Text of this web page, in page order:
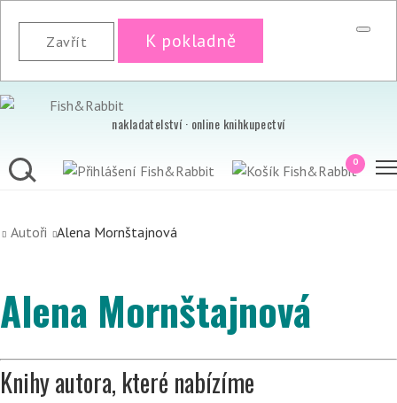
Zavřít K pokladně
nakladatelství · online knihkupectví
0
Autoři Alena Mornštajnová
Alena Mornštajnová
Knihy autora, které nabízíme